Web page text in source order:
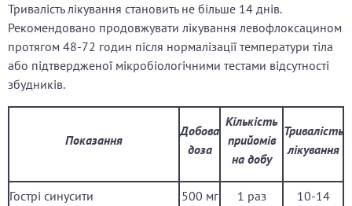
Тривалість лікування становить не більше 14 днів.
Рекомендовано продовжувати лікування левофлоксацином
протягом 48-72 годин після нормалізації температури тіла
або підтвердженої мікробіологічними тестами відсутності
збудників.
Показання
Добова
доза
Кількість
прийомів
на добу
Тривалість
лікування
Гострі синусити 500 мг 1 раз
10-14